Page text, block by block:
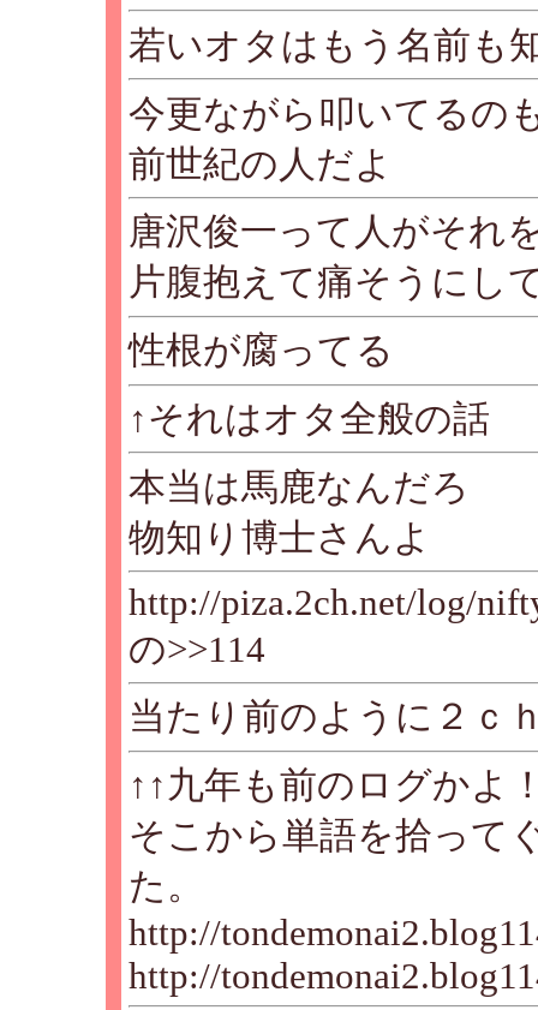
若いオタはもう名前も
今更ながら叩いてるの
前世紀の人だよ
唐沢俊一って人がそれ
片腹抱えて痛そうにし
性根が腐ってる
↑それはオタ全般の話
本当は馬鹿なんだろ
物知り博士さんよ
http://piza.2ch.net/log/
の>>114
当たり前のように２ｃ
↑↑九年も前のログかよ
そこから単語を拾って
た。
http://
http://